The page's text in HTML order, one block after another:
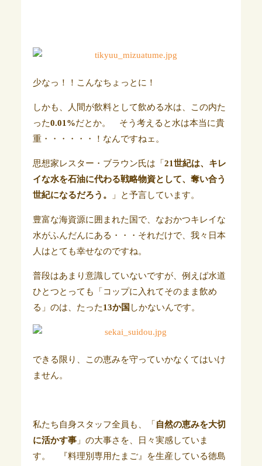
少なっ！！こんなちょっとに！
しかも、人間が飲料として飲める水は、この内た
った0.01%だとか。 そう考えると水は本当に貴
重・・・・・・！なんですねェ。
思想家レスター・ブラウン氏は「 21世紀は、キレ
イな水を石油に代わる戦略物資として、奪い合う
世紀になるだろう。
」と予言しています。
豊富な海資源に囲まれた国で、なおかつキレイな
水がふんだんにある・・・それだけで、我々日本
人はとても幸せなのですね。
普段はあまり意識していないですが、例えば水道
ひとつとっても「コップに入れてそのまま飲め
る」のは、たった13か国 しかないんです。
できる限り、この恵みを守っていかなくてはいけ
ません。
私たち自身スタッフ全員も、「 自然の恵みを大切
に活かす事」の大事さを、日々実感していま
す。 『料理別専用たまご』を生産している徳島